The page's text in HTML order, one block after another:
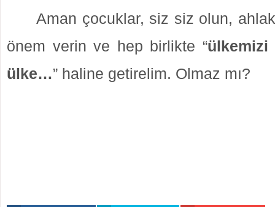
Aman çocuklar, siz siz olun,
önem verin ve hep birlikte “ülkemizi
ülke…” haline getirelim. Olmaz mı?